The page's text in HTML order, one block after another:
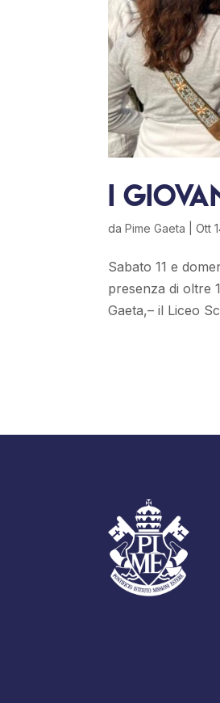
I
daPime Gaeta |Ott
Sabato 11 e
presenza di oltre
Gaeta,– il Liceo